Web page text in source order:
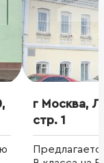
г Москва,
стр. 1